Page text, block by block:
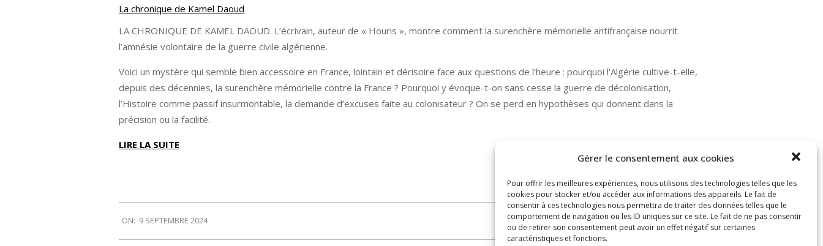
Gérer le consentement aux cookies
Pour offrir les meilleures expériences, nous utilisons des technologies telles que les
cookies pour stocker et/ou accéder aux informations des appareils. Le fait de
consentir à ces technologies nous permettra de traiter des données telles que le
comportement de navigation ou les ID uniques sur ce site. Le fait de ne pas consentir
ou de retirer son consentement peut avoir un effet négatif sur certaines
caractéristiques et fonctions.
La chronique de Kamel Daoud
LA CHRONIQUE DE KAMEL DAOUD. L’écrivain, auteur de « Houris », montre comment la surenchère mémorielle antifrançaise nourrit
l’amnésie volontaire de la guerre civile algérienne.
Voici un mystère qui semble bien accessoire en France, lointain et dérisoire face aux questions de l’heure : pourquoi l’Algérie cultive-t-elle,
depuis des décennies, la surenchère mémorielle contre la France ? Pourquoi y évoque-t-on sans cesse la guerre de décolonisation,
l’Histoire comme passif insurmontable, la demande d’excuses faite au colonisateur ? On se perd en hypothèses qui donnent dans la
précision ou la facilité.
LIRE LA SUITE
09-
09
ON: 9 SEPTEMBRE 2024